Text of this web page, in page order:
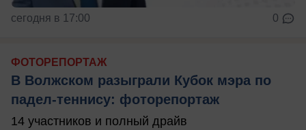
сегодня в 17:00 0
ФОТОРЕПОРТАЖ
В Волжском разыграли Кубок мэра по
падел-теннису: фоторепортаж
14 участников и полный драйв